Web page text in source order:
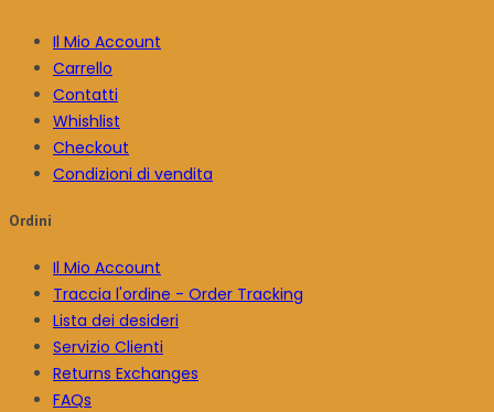
Il Mio Account
Carrello
Contatti
Whishlist
Checkout
Condizioni di vendita
Ordini
Il Mio Account
Traccia l'ordine - Order Tracking
Lista dei desideri
Servizio Clienti
Returns Exchanges
FAQs